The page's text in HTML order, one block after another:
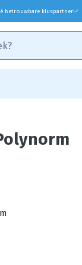
betrouwbare kluspartner! ✓